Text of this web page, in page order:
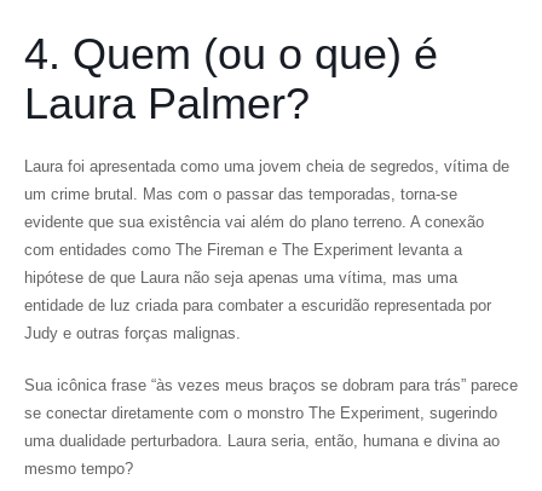
4. Quem (ou o que) é
Laura Palmer?
Laura foi apresentada como uma jovem cheia de segredos, vítima de
um crime brutal. Mas com o passar das temporadas, torna-se
evidente que sua existência vai além do plano terreno. A conexão
com entidades como The Fireman e The Experiment levanta a
hipótese de que Laura não seja apenas uma vítima, mas uma
entidade de luz criada para combater a escuridão representada por
Judy e outras forças malignas.
Sua icônica frase “às vezes meus braços se dobram para trás” parece
se conectar diretamente com o monstro The Experiment, sugerindo
uma dualidade perturbadora. Laura seria, então, humana e divina ao
mesmo tempo?